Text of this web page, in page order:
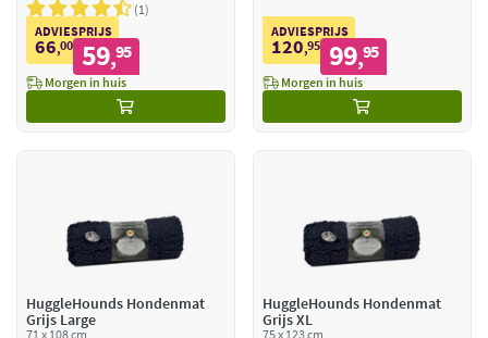
1
ADVIESPRIJS
66,00 59,95
Morgen in huis
ADVIESPRIJS
120,95 99,95
Morgen in huis
HuggleHounds Hondenmat
Grijs Large
71 x 108 cm
HuggleHounds Hondenmat
Grijs XL
75 x 123 cm